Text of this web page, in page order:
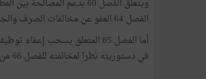
الفصل 64 العفو عن مخالفات الصرف والجباية، واعتبر منافيا للفصلين 66 و65 من الدستور.
أما الفصل 85 المتعلق بسحب
في دستوريته نظرا لمخالفته للفصل 66 من الدستور.